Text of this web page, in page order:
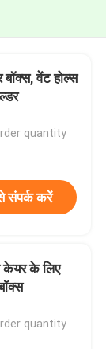
वेंट होल्स
quantity
संपर्क करें
केयर के लिए
quantity